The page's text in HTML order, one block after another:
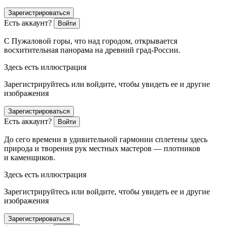
Зарегистрироваться
Есть аккаунт? Войти
С Пужаловой горы, что над городом, открывается
восхитительная панорама на древний град-России.
Здесь есть иллюстрация
Зарегистрируйтесь или войдите, чтобы увидеть ее и другие
изображения
Зарегистрироваться
Есть аккаунт? Войти
До сего времени в удивительной гармонии сплетены здесь
природа и творения рук местных мастеров — плотников
и каменщиков.
Здесь есть иллюстрация
Зарегистрируйтесь или войдите, чтобы увидеть ее и другие
изображения
Зарегистрироваться